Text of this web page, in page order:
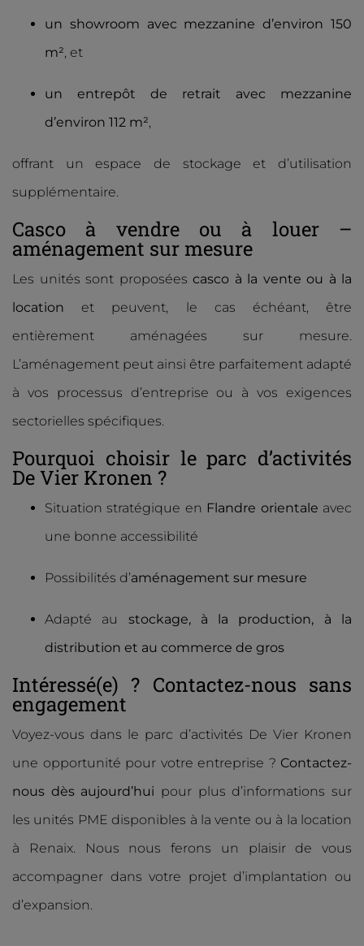
un showroom avec mezzanine d’environ 150
m², et
un entrepôt de retrait avec mezzanine
d’environ 112 m²,
offrant un espace de stockage et d’utilisation
supplémentaire.
Casco à vendre ou à louer –
aménagement sur mesure
Les unités sont proposées casco à la vente ou à la
location et peuvent, le cas échéant, être
entièrement aménagées sur mesure.
L’aménagement peut ainsi être parfaitement adapté
à vos processus d’entreprise ou à vos exigences
sectorielles spécifiques.
Pourquoi choisir le parc d’activités
De Vier Kronen ?
Situation stratégique en Flandre orientale avec
une bonne accessibilité
Possibilités d’aménagement sur mesure
Adapté au stockage, à la production, à la
distribution et au commerce de gros
Intéressé(e) ? Contactez-nous sans
engagement
Voyez-vous dans le parc d’activités De Vier Kronen
une opportunité pour votre entreprise ? Contactez-
nous dès aujourd’hui pour plus d’informations sur
les unités PME disponibles à la vente ou à la location
à Renaix. Nous nous ferons un plaisir de vous
accompagner dans votre projet d’implantation ou
d’expansion.